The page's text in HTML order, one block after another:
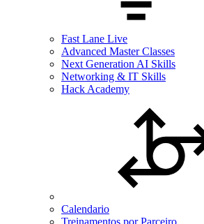
Fast Lane Live
Advanced Master Classes
Next Generation AI Skills
Networking & IT Skills
Hack Academy
Calendario
Treinamentos por Parceiro